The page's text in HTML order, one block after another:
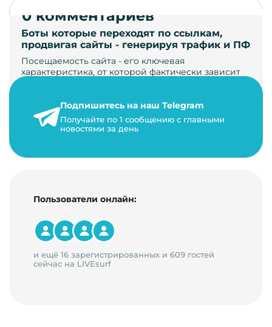
Боты которые переходят по ссылкам,
продвигая сайты - генерируя трафик и ПФ
Посещаемость сайта - его ключевая
характеристика, от которой фактически зависит
22 мая 2024 г.
9 минут на чтение
0 комментариев
Подпишитесь на наш Telegram
Получайте по 1 сообщению с главными
новостями за день
Пользователи онлайн:
и ещё 16 зарегистрированных и 609 гостей
сейчас на LIVEsurf